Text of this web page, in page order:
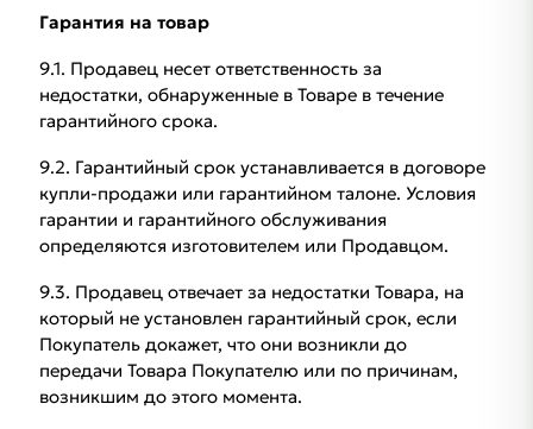
Гарантия на товар
9.1. Продавец несет ответственность за
недостатки, обнаруженные в Товаре в течение
гарантийного срока.
9.2. Гарантийный срок устанавливается в договоре
купли-продажи или гарантийном талоне. Условия
гарантии и гарантийного обслуживания
определяются изготовителем или Продавцом.
9.3. Продавец отвечает за недостатки Товара, на
который не установлен гарантийный срок, если
Покупатель докажет, что они возникли до
передачи Товара Покупателю или по причинам,
возникшим до этого момента.